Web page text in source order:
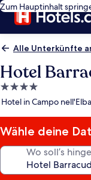
Zum Hauptinhalt
Alle Unterkünfte
Hotel
4.0-
Sterne-
Hotel in Campo
Wähle deine
Wo soll’s